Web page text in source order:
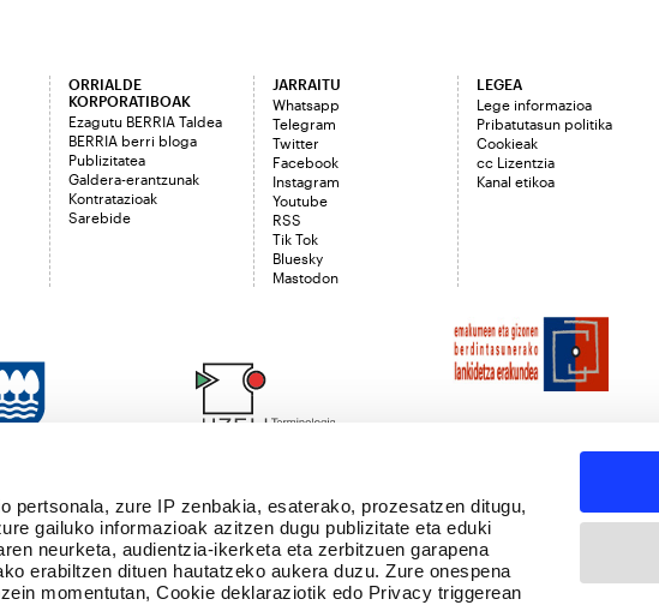
pertsonala, zure IP zenbakia, esaterako, prozesatzen ditugu,
gailuko informazioak azitzen dugu publizitate eta eduki
neurketa, audientzia-ikerketa eta zerbitzuen garapena
erabiltzen dituen hautatzeko aukera duzu. Zure onespena
momentutan, Cookie deklaraziotik edo Privacy triggerean
ORRIALDE
KORPORATIBOAK
Ezagutu BERRIA Taldea
BERRIA berri bloga
Publizitatea
Galdera-erantzunak
Kontratazioak
Sarebide
JARRAITU
Whatsapp
Telegram
Twitter
Facebook
Instagram
Youtube
RSS
Tik Tok
Bluesky
Mastodon
LEGEA
Lege informazioa
Pribatutasun politika
Cookieak
cc Lizentzia
Kanal etikoa